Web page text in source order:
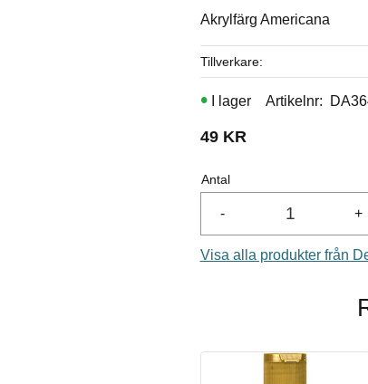
Akrylfärg Americana
49KR
Antal
+
-
I lager Artikelnr
Tillverkare
Visa alla produkter från